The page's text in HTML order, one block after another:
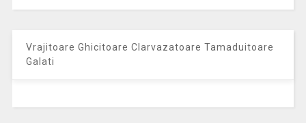
Vrajitoare Ghicitoare Clarvazatoare Tamaduitoare
Galati